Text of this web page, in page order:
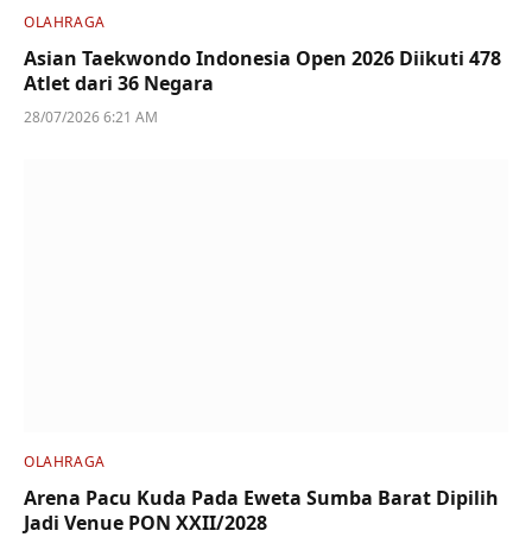
OLAHRAGA
Asian Taekwondo Indonesia Open 2026 Diikuti 478
Atlet dari 36 Negara
28/07/2026 6:21 AM
OLAHRAGA
Arena Pacu Kuda Pada Eweta Sumba Barat Dipilih
Jadi Venue PON XXII/2028